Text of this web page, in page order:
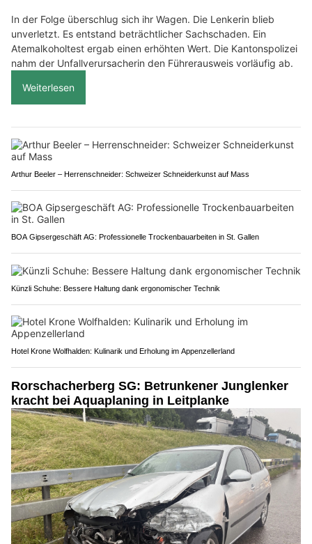
In der Folge überschlug sich ihr Wagen. Die Lenkerin blieb
unverletzt. Es entstand beträchtlicher Sachschaden. Ein
Atemalkoholtest ergab einen erhöhten Wert. Die Kantonspolizei
nahm der Unfallverursacherin den Führerausweis vorläufig ab.
Weiterlesen
Arthur Beeler – Herrenschneider: Schweizer Schneiderkunst auf Mass
BOA Gipsergeschäft AG: Professionelle Trockenbauarbeiten in St. Gallen
Künzli Schuhe: Bessere Haltung dank ergonomischer Technik
Hotel Krone Wolfhalden: Kulinarik und Erholung im Appenzellerland
Rorschacherberg SG: Betrunkener Junglenker
kracht bei Aquaplaning in Leitplanke